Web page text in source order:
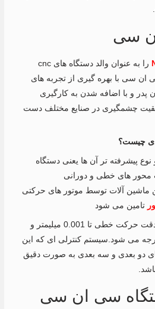
سی
را به عنوان والد دستگاه های cnc
ان سی با بهره گیری از تجربه های
پدر و با اضافه شدن به کارگیری
چشمگیری در صنایع مختلف دست
چیست؟
پیشرفته تر آن ها یعنی دستگاه
های خطی و دورانی
ماشین آلات توسط موتور های حرکتی
تامین می شود
.همین امر موجب افزایش دقت حرکت خطی تا 0.001 میلیمتر و
می شود.سیستم کنترلی ای که این
دو بعدی و سه بعدی به صورت دقیق
سی ان سی